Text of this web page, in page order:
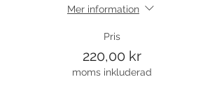
Mer information
Pris
220,00 kr
moms inkluderad